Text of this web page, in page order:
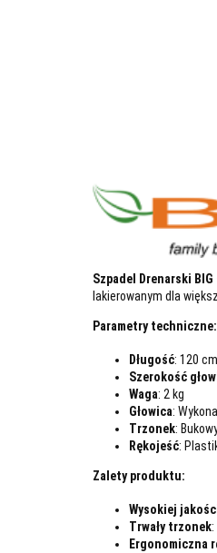
Szpadel Drenarski BIG
lakierowanym dla
Parametry techniczne:
Długość: 120 cm
Szerokość
Waga: 2 kg
Głowica:
Trzonek:
Rękojeść:
Zalety produktu:
Wysokiej
Trwały trzonek:
Ergonomiczna